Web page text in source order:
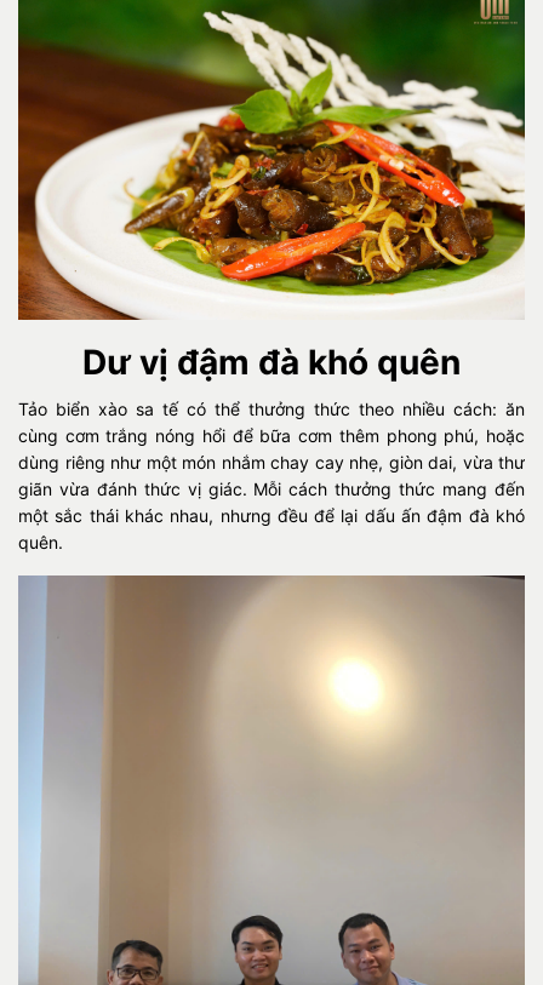
Dư vị đậm đà khó quên
Tảo biển xào sa tế có thể thưởng thức theo nhiều cách: ăn
cùng cơm trắng nóng hổi để bữa cơm thêm phong phú, hoặc
dùng riêng như một món nhắm chay cay nhẹ, giòn dai, vừa thư
giãn vừa đánh thức vị giác. Mỗi cách thưởng thức mang đến
một sắc thái khác nhau, nhưng đều để lại dấu ấn đậm đà khó
quên.